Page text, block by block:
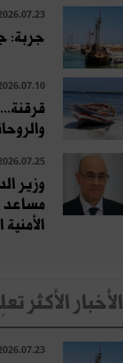
جربة:
وزير
مساعد
الأمنية
الأخبار الأكثر